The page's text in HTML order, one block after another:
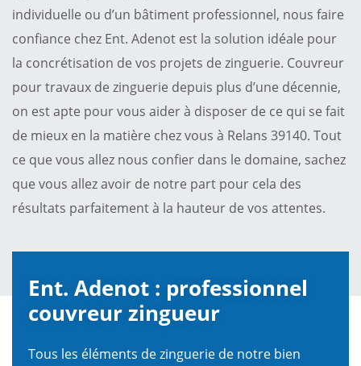
individuelle ou d’un bâtiment professionnel, nous faire
confiance chez Ent. Adenot est la solution idéale pour
la concrétisation de vos projets de zinguerie. Couvreur
pour travaux de zinguerie depuis plus d’une décennie,
on est apte pour vous aider à disposer de ce qui se fait
de mieux en la matière chez vous à Relans 39140. Tout
ce que vous allez nous confier dans le domaine, sachez
que vous allez avoir de notre part pour cela des
résultats parfaitement à la hauteur de vos attentes.
Ent. Adenot : professionnel
couvreur zingueur
Tous les éléments de zinguerie de notre bien